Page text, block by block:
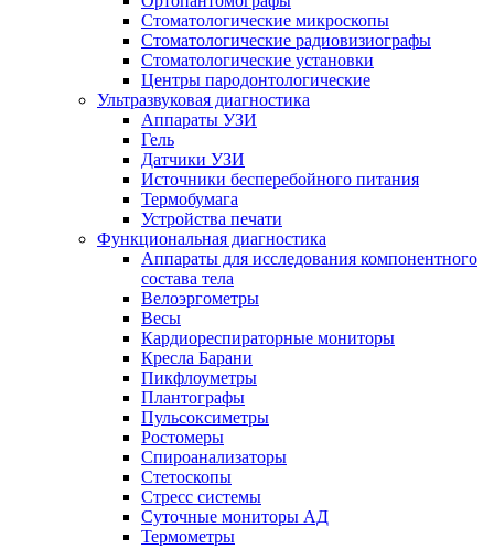
Стоматологические микроскопы
Стоматологические радиовизиографы
Стоматологические установки
Центры пародонтологические
Ультразвуковая диагностика
Аппараты УЗИ
Гель
Датчики УЗИ
Источники бесперебойного питания
Термобумага
Устройства печати
Функциональная диагностика
Аппараты для исследования компонентного
состава тела
Велоэргометры
Весы
Кардиореспираторные мониторы
Кресла Барани
Пикфлоуметры
Плантографы
Пульсоксиметры
Ростомеры
Спироанализаторы
Стетоскопы
Стресс системы
Суточные мониторы АД
Термометры